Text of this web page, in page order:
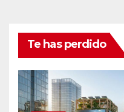
Te has perdido